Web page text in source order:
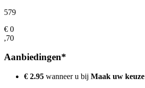
579
€ 0
,70
Aanbiedingen*
€ 2.95 wanneer u bij Maak uw keuze